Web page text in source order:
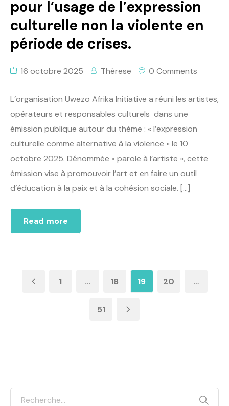
pour l’usage de l’expression
culturelle non la violente en
période de crises.
16 octobre 2025 Thèrese 0 Comments
L’organisation Uwezo Afrika Initiative a réuni les artistes,
opérateurs et responsables culturels dans une
émission publique autour du thème : « l’expression
culturelle comme alternative à la violence » le 10
octobre 2025. Dénommée « parole à l’artiste », cette
émission vise à promouvoir l’art et en faire un outil
d’éducation à la paix et à la cohésion sociale. […]
Read more
1 … 18 19 20 …
51